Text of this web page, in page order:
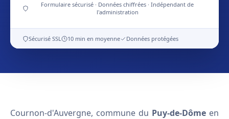
Formulaire sécurisé · Données chiffrées · Indépendant de
l'administration
Sécurisé SSL 10 min en moyenne Données protégées
Cournon-d'Auvergne, commune du Puy-de-Dôme en